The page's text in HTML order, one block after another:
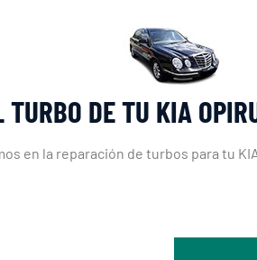
DE TU KIA
en la reparación de turbos para tu